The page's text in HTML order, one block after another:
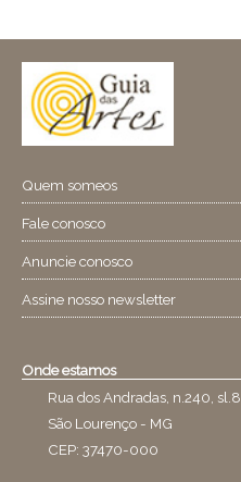
Quem someos
Fale conosco
Anuncie conosco
Assine nosso newsletter
Onde estamos
Rua dos Andradas, n.240, sl.8
São Lourenço - MG
CEP: 37470-000